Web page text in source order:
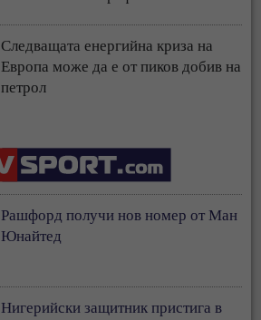
Следващата енергийна криза на
Европа може да е от пиков добив на
петрол
Рашфорд получи нов номер от Ман
Юнайтед
Нигерийски защитник пристига в